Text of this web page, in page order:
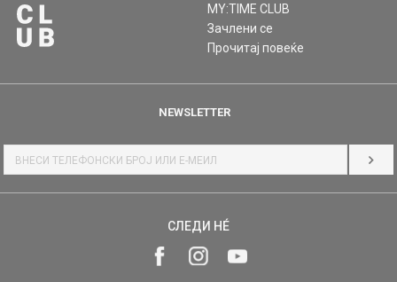
MY:TIME CLUB
Зачлени се
Прочитај повеќе
NEWSLETTER
СЛЕДИ НÉ